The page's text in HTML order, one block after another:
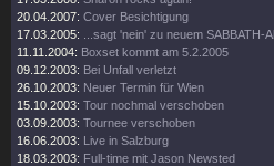
20.04.2007: Cover Besichtigung
17.03.2005:
...sagt 'nein' zu neuem SABBATH-
11.11.2004: Boxset kommt am 5.2.2005
09.12.2003: Bei Unfall verletzt
26.10.2003: Neuer Termin für Wien
15.10.2003: Tour nochmal verschoben
03.09.2003: Tournee verschoben
16.06.2003: Live in Salzburg
18.03.2003: Full-time mit Jason Newsted